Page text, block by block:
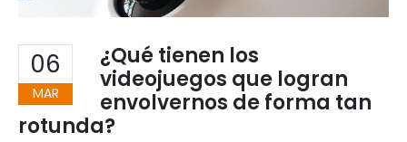
06
MAR
¿Qué tienen los
videojuegos que logran
envolvernos de forma tan
rotunda?